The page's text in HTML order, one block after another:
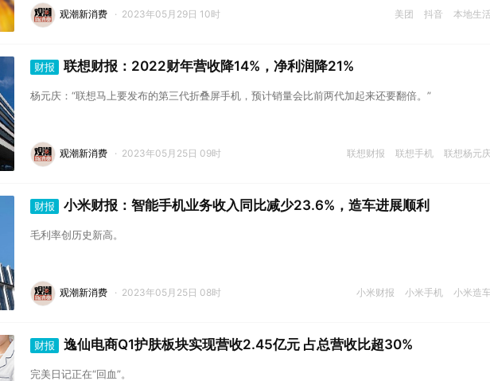
美团 抖音 本地生
观潮新消费 · 2023年05月29日 10时
财报 联想财报：2022财年营收降14%，净利润降21%
杨元庆：“联想马上要发布的第三代折叠屏手机，预计销量会比前两代加起来还要翻倍。”
联想财报 联想手机 联想杨元庆
观潮新消费 · 2023年05月25日 09时
财报 小米财报：智能手机业务收入同比减少23.6%，造车进展顺利
毛利率创历史新高。
小米财报 小米手机 小米造
观潮新消费 · 2023年05月25日 08时
财报 逸仙电商Q1护肤板块实现营收2.45亿元 占总营收比超30%
完美日记正在“回血”。